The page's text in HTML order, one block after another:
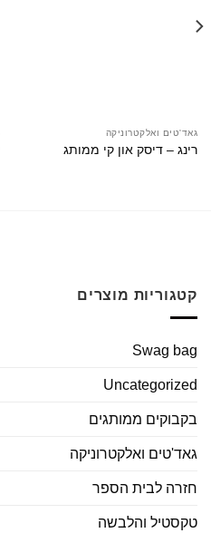
גאד'טים ואלקטרוניקה
רינג – דיסק און קי ממותג
קטגוריות מוצרים
Swag bag
Uncategorized
בקבוקים ממותגים
גאד'טים ואלקטרוניקה
חזרה לבית הספר
טקסטיל והלבשה